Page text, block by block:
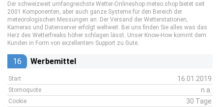
Der schweizweit umfangreichste Wetter-Onlineshop meteo.shop bietet seit
2001 Komponenten, aber auch ganze Systeme für den Bereich der
meteorologischen Messungen an. Der Versand der Wetterstationen,
Kameras und Datenserver erfolgt weltweit. Bei uns finden Sie alles was das
Herz des Wetterfreaks höher schlagen lässt. Unser Know-How kommt dem
Kunden in Form von exzellentem Support zu Gute.
16 Werbemittel
Start 16.01.2019
Stornoquote n.a.
Cookie 30 Tage